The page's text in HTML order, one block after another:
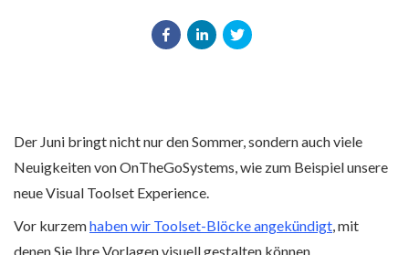
Der Juni bringt nicht nur den Sommer, sondern auch viele
Neuigkeiten von OnTheGoSystems, wie zum Beispiel unsere
neue Visual Toolset Experience.
Vor kurzemhaben wir Toolset-Blöcke angekündigt, mit
denen Sie Ihre Vorlagen visuell gestalten können.